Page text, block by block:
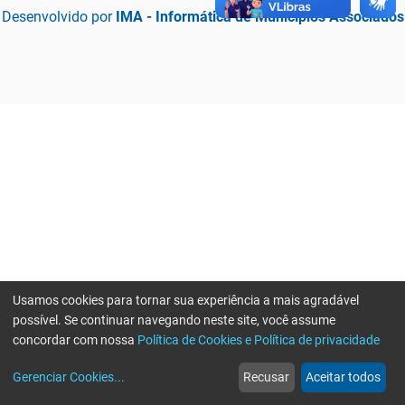
Desenvolvido por IMA - Informática de Municípios Associados
web
Notícias
more_horiz
Mais
Usamos cookies para tornar sua experiência a mais agradável
possível. Se continuar navegando neste site, você assume
concordar com nossa Política de Cookies e Política de privacidade
Gerenciar Cookies... Recusar Aceitar todos
Erro ao enviar informações, por favor tente novamente